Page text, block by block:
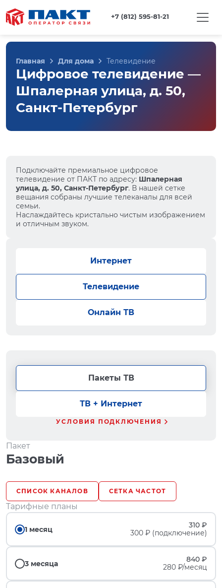
+7 (812) 595-81-21
Главная Для дома Телевидение
Цифровое телевидение —
Шпалерная улица, д. 50,
Санкт-Петербург
Подключайте премиальное цифровое
телевидение от ПАКТ по адресу: Шпалерная
улица, д. 50, Санкт-Петербург. В нашей сетке
вещания собраны лучшие телеканалы для всей
семьи.
Наслаждайтесь кристально чистым изображением
и отличным звуком.
Интернет
Телевидение
Онлайн ТВ
Пакеты ТВ
ТВ + Интернет
УСЛОВИЯ ПОДКЛЮЧЕНИЯ
Пакет
Базовый
СПИСОК КАНАЛОВ СЕТКА ЧАСТОТ
Тарифные планы
1 месяц
310 ₽
300 ₽ (подключение)
3 месяца
840 ₽
280 ₽/месяц